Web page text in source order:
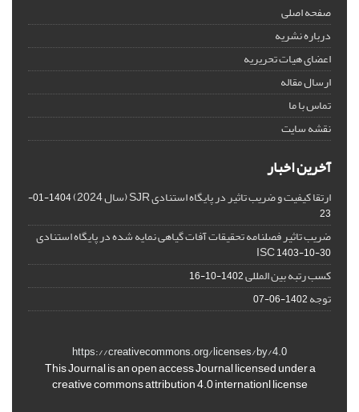
صفحه اصلی
درباره نشریه
اعضای هیات تحریریه
ارسال مقاله
تماس با ما
نقشه سایت
آخرین اخبار
ارتقا کیفیت و ضریب تاثیر در پایگاه استنادی SJR (سال 2024)
1404-01-
23
ضریب تاثیر فصلنامه تحقیقات آفات گیاهی نمایه شده در پایگاه استنادی
ISC1403-10-30
کسب رتبه بین المللی1402-10-16
توجه1402-06-07
https://creativecommons.org/licenses/by/4.0
This Journal is an open access Journal licensed under a
creative commons attribution 4.0 internationl license